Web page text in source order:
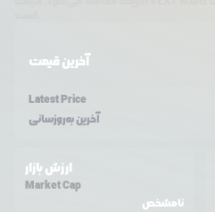
آخرین قیمت
Latest Price
آخرین به‌روزسانی
ارزش بازار
Market Cap
نامشخص